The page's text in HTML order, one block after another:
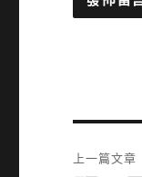
上一篇文章